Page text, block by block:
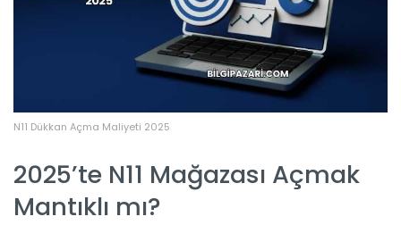
N11 Dükkan Açma Maliyeti 2025
2025’te N11 Mağazası Açmak
Mantıklı mı?